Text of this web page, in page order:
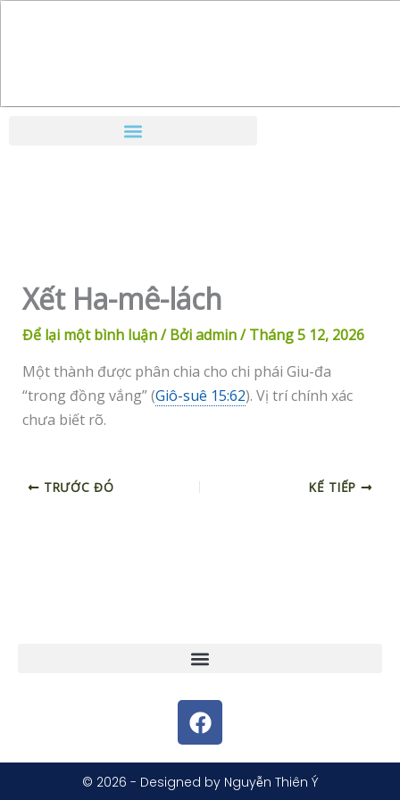
Xết Ha-mê-lách
Để lại một bình luận/ Bởiadmin/Tháng 5 12, 2026
Một thành được phân chia cho chi phái Giu-đa
“trong đồng vắng” (Giô-suê 15:62). Vị trí chính xác
chưa biết rõ.
TRƯỚC ĐÓ KẾ TIẾP
F
a
c
e
© 2026 - Designed by Nguyễn Thiên Ý